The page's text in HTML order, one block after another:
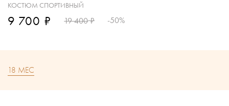
КОСТЮМ СПОРТИВНЫЙ
9 700 ₽ 19 400₽ -50%
18 МЕС